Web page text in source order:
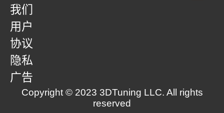
我们
用户
协议
隐私
广告
Copyright © 2023 3DTuning LLC. All rights
reserved